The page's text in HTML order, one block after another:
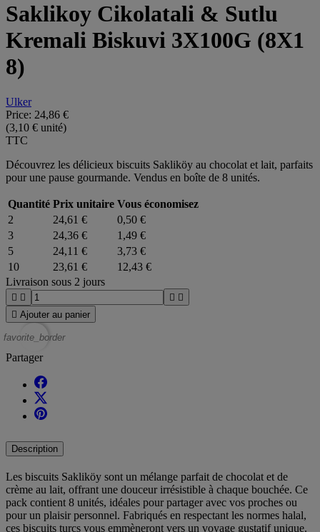
Saklikoy Cikolatali & Sutlu
Kremali Biskuvi 3X100G (8X1
8)
Ulker
Price: 24,86 €
(3,10 € unité)
TTC
Découvrez les délicieux biscuits Sakliköy au chocolat et lait, parfaits
pour une pause gourmande. Vendus en boîte de 8 unités.
Quantité Prix unitaire Vous économisez
2
24,61 €
0,50 €
3
24,36 €
1,49 €
5
24,11 €
3,73 €
10
23,61 €
12,43 €
Livraison sous 2 jours
   
 Ajouter au panier
favorite_border
Partager
Description
Les biscuits Sakliköy sont un mélange parfait de chocolat et de
crème au lait, offrant une douceur irrésistible à chaque bouchée. Ce
pack contient 8 unités, idéales pour partager avec vos proches ou
pour un plaisir personnel. Fabriqués en respectant les normes halal,
ces biscuits turcs vous emmèneront vers un voyage gustatif unique.